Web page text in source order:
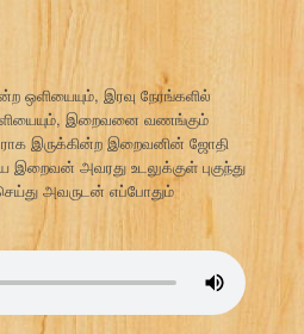
ஒளியையும், இரவு நேரங்களில்
ஒளியையும், இறைவனை வணங்கும்
இருக்கின்ற இறைவனின் ஜோதி
அவரது உடலுக்குள் புகுந்து
அவருடன் எப்போதும்